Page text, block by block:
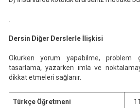
Dersin Diğer Derslerle İlişkisi
Okurken yorum yapabilme, problem
tasarlama, yazarken imla ve
dikkat etmeleri sağlanır.
Türkçe Öğretmeni